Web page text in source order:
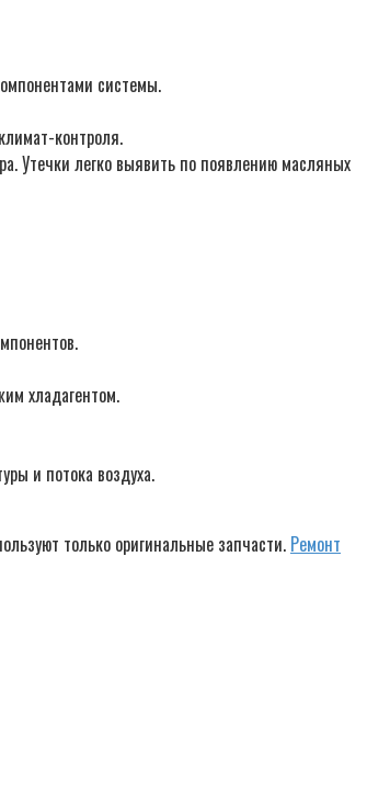
системы.
контроля.
Утечки легко выявить по появлению масляных
хладагентом.
и потока воздуха.
только оригинальные запчасти. Ремонт